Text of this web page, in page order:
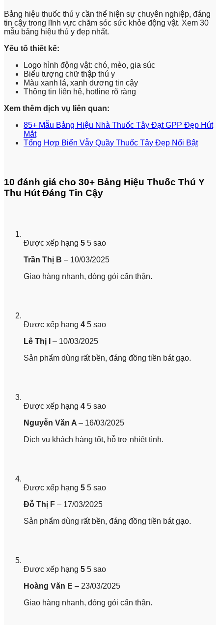
Bảng hiệu thuốc thú y cần thể hiện sự chuyên nghiệp, đáng
tin cậy trong lĩnh vực chăm sóc sức khỏe động vật. Xem 30
mẫu bảng hiệu thú y đẹp nhất.
Yếu tố thiết kế:
Logo hình động vật: chó, mèo, gia súc
Biểu tượng chữ thập thú y
Màu xanh lá, xanh dương tin cậy
Thông tin liên hệ, hotline rõ ràng
Xem thêm dịch vụ liên quan:
85+ Mẫu Bảng Hiệu Nhà Thuốc Tây Đạt GPP Đẹp Hút
Mắt
Tổng Hợp Biển Vẫy Quầy Thuốc Tây Đẹp Nổi Bật
10 đánh giá cho 30+ Bảng Hiệu Thuốc Thú Y
Thu Hút Đáng Tin Cậy
Được xếp hạng 5 5 sao
Trần Thị B – 10/03/2025
Giao hàng nhanh, đóng gói cẩn thận.
Được xếp hạng 4 5 sao
Lê Thị I – 10/03/2025
Sản phẩm dùng rất bền, đáng đồng tiền bát gạo.
Được xếp hạng 4 5 sao
Nguyễn Văn A – 16/03/2025
Dịch vụ khách hàng tốt, hỗ trợ nhiệt tình.
Được xếp hạng 5 5 sao
Đỗ Thị F – 17/03/2025
Sản phẩm dùng rất bền, đáng đồng tiền bát gạo.
Được xếp hạng 5 5 sao
Hoàng Văn E – 23/03/2025
Giao hàng nhanh, đóng gói cẩn thận.